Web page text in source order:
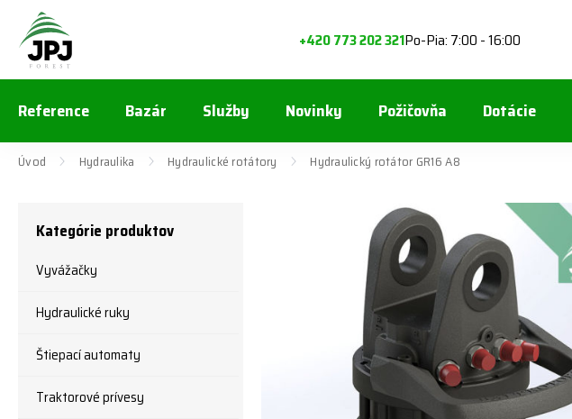
+420 773 202 321Po-Pia: 7:00 - 16:00
Reference Bazár Služby Novinky Požičovňa Dotácie
Úvod Hydraulika Hydraulické rotátory Hydraulický rotátor GR16 A8
Kategórie produktov
Vyvážačky
Hydraulické ruky
Štiepací automaty
Traktorové prívesy